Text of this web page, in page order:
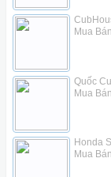
Mua
Quốc
Mua
Honda
Mua